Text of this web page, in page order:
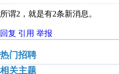
所谓2，就是有2条新消息。
回复 引用 举报
热门招聘
相关主题